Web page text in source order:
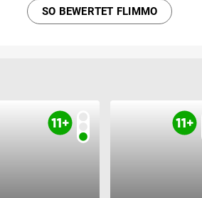
SO BEWERTET FLIMMO